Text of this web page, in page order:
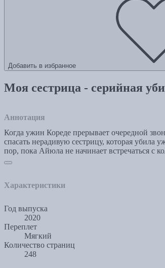
Добавить в избранное
Моя сестрица - серийная
Аннотация
Когда ужин Кореде прерывает очередной
спасать нерадивую сестрицу, которая убила
пор, пока Айюла не начинает встречаться с
Характеристики
Год выпуска
2020
Переплет
Мягкий
Количество страниц
248